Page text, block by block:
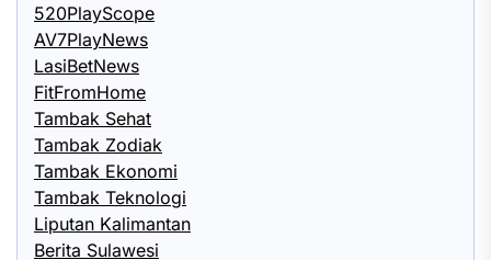
520PlayScope
AV7PlayNews
LasiBetNews
FitFromHome
Tambak Sehat
Tambak Zodiak
Tambak Ekonomi
Tambak Teknologi
Liputan Kalimantan
Berita Sulawesi